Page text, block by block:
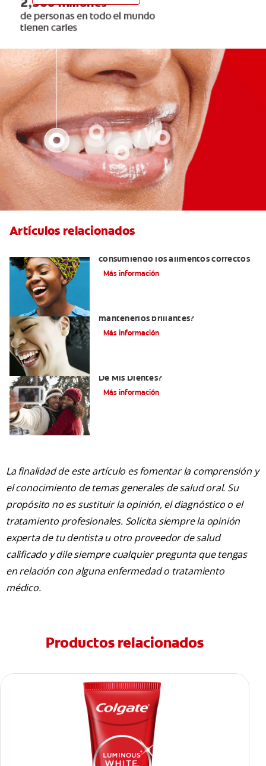
Artículos relacionados
consumiendo los alimentos correctos
Más información
mantenerlos brillantes?
Más información
De Mis Dientes?
Más información
La finalidad de este artículo es fomentar la comprensión y
el conocimiento de temas generales de salud oral. Su
propósito no es sustituir la opinión, el diagnóstico o el
tratamiento profesionales. Solicita siempre la opinión
experta de tu dentista u otro proveedor de salud
calificado y dile siempre cualquier pregunta que tengas
en relación con alguna enfermedad o tratamiento
médico.
Productos relacionados